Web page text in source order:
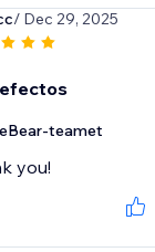
/ Dec 29, 2025
teamet
you!